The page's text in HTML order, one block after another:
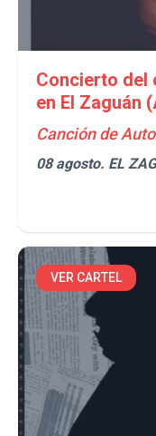
Concierto del
en El Zaguán
Canción de
08 agosto. EL
VER CARTEL